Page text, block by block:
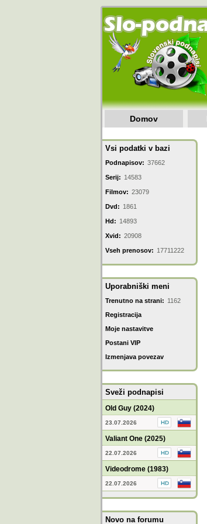
Domov
Vsi podatki v bazi
Podnapisov: 37662
Serij: 14583
Filmov: 23079
Dvd: 1861
Hd: 14893
Xvid: 20908
Vseh prenosov: 17711222
Uporabniški meni
Trenutno na strani: 1162
Registracija
Moje nastavitve
Postani VIP
Izmenjava povezav
Sveži podnapisi
Old Guy (2024)
23.07.2026
Valiant One (2025)
22.07.2026
Videodrome (1983)
22.07.2026
Novo na forumu